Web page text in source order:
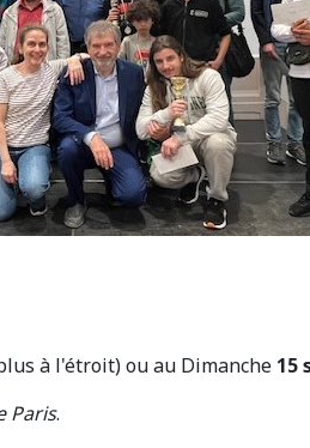
à l'étroit) ou au Dimanche 15
Paris.